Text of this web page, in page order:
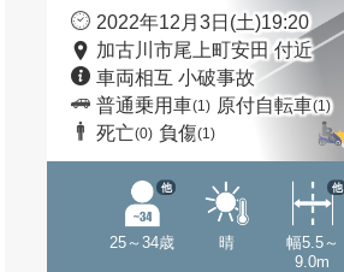
2022年12月3日(土)19:20
加古川市尾上町安田 付近
車両相互 小破事故
普通乗用車(1) 原付自転車(1)
死亡(0) 負傷(1)
25～34歳
他
晴
幅5.5～
9.0m
他